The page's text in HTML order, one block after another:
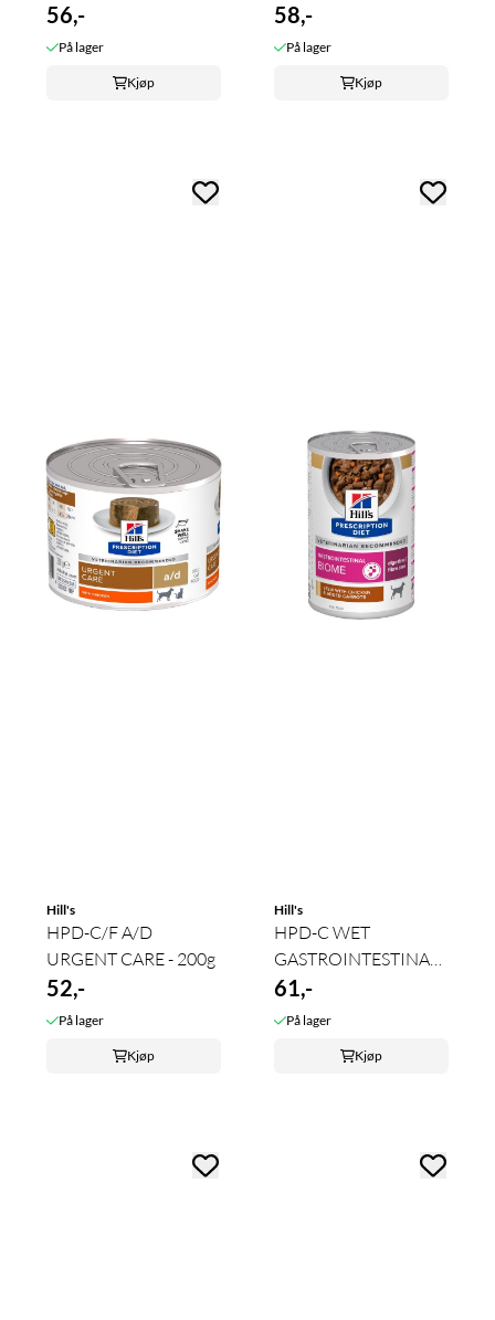
370g
56,-
På lager
Kjøp
LOW FAT 360g
58,-
På lager
Kjøp
Hill's
HPD-C/F A/D
URGENT CARE - 200g
52,-
På lager
Kjøp
Hill's
HPD-C WET
GASTROINTESTINAL
BIOME ...
61,-
På lager
Kjøp